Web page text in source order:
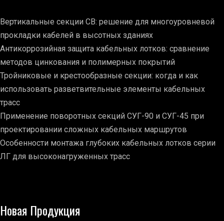
Вертикальные секции СВ: решение для многоуровневой
прокладки кабелей в высотных зданиях
Антикоррозийная защита кабельных лотков: сравнение
методов цинкования и полимерных покрытий
Тройниковые и крестообразные секции: когда и как
использовать разветвительные элементы кабельных
трасс
Применение поворотных секций СУГ-90 и СУГ-45 при
проектировании сложных кабельных маршрутов
Особенности монтажа глубоких кабельных лотков серии
ЛГ для высоконагруженных трасс
Новая Продукция